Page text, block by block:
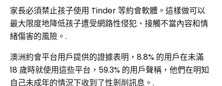
家長必須禁止孩子使用 Tinder 等約會軟體。這樣做可以
最大限度地降低孩子遭受網路性侵犯、接觸不當內容和情
緒傷害的風險。.
澳洲約會平台用戶提供的證據表明，8.8% 的用戶在未滿
18 歲時就使用這些平台，59.3% 的用戶聲稱，他們在明知
自己未成年的情況下收到了性剝削訊息。.